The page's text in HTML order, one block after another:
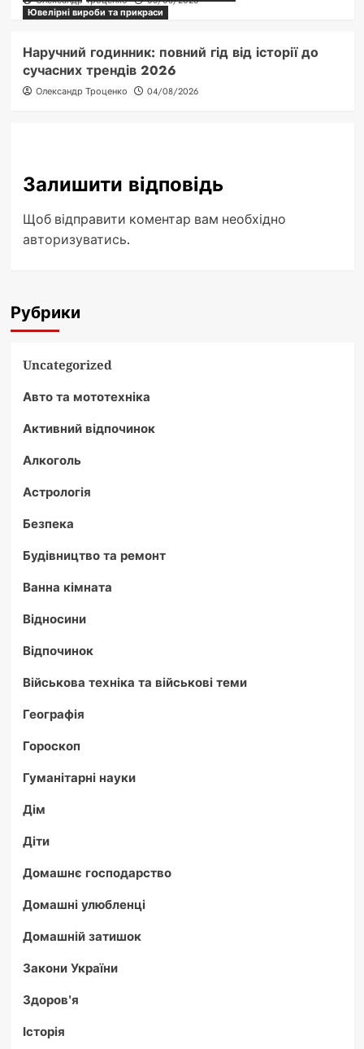
Ювелірні вироби та прикраси
Наручний годинник: повний гід від історії до
сучасних трендів 2026
Олександр Троценко 04/08/2026
Залишити відповідь
Щоб відправити коментар вам необхідно
авторизуватись.
Рубрики
Uncategorized
Авто та мототехніка
Активний відпочинок
Алкоголь
Астрологія
Безпека
Будівництво та ремонт
Ванна кімната
Відносини
Відпочинок
Військова техніка та військові теми
Географія
Гороскоп
Гуманітарні науки
Дім
Діти
Домашнє господарство
Домашні улюбленці
Домашній затишок
Закони України
Здоров'я
Історія